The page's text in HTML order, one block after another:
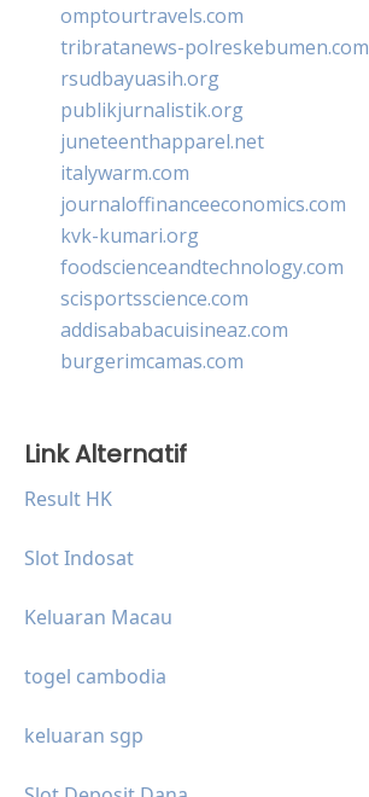
omptourtravels.com
tribratanews-polreskebumen.com
rsudbayuasih.org
publikjurnalistik.org
juneteenthapparel.net
italywarm.com
journaloffinanceeconomics.com
kvk-kumari.org
foodscienceandtechnology.com
scisportsscience.com
addisababacuisineaz.com
burgerimcamas.com
Link Alternatif
Result HK
Slot Indosat
Keluaran Macau
togel cambodia
keluaran sgp